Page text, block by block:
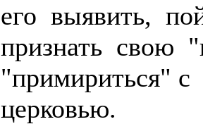
его выявить,
признать свою
"примириться" с
церковью.